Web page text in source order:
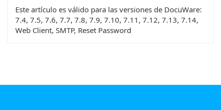
Este artículo es válido para las versiones de DocuWare:
7.4, 7.5, 7.6, 7.7, 7.8, 7.9, 7.10, 7.11, 7.12, 7.13, 7.14,
Web Client, SMTP, Reset Password